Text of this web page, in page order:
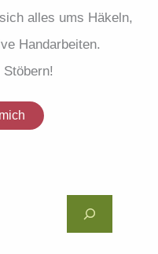
alles ums Häkeln,
Handarbeiten.